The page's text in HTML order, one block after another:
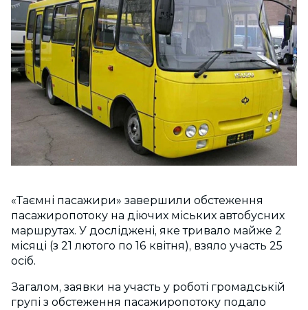
«Таємні пасажири» завершили обстеження
пасажиропотоку на діючих міських автобусних
маршрутах. У досліджені, яке тривало майже 2
місяці (з 21 лютого по 16 квітня), взяло участь 25
осіб.
Загалом, заявки на участь у роботі громадській
групі з обстеження пасажиропотоку подало